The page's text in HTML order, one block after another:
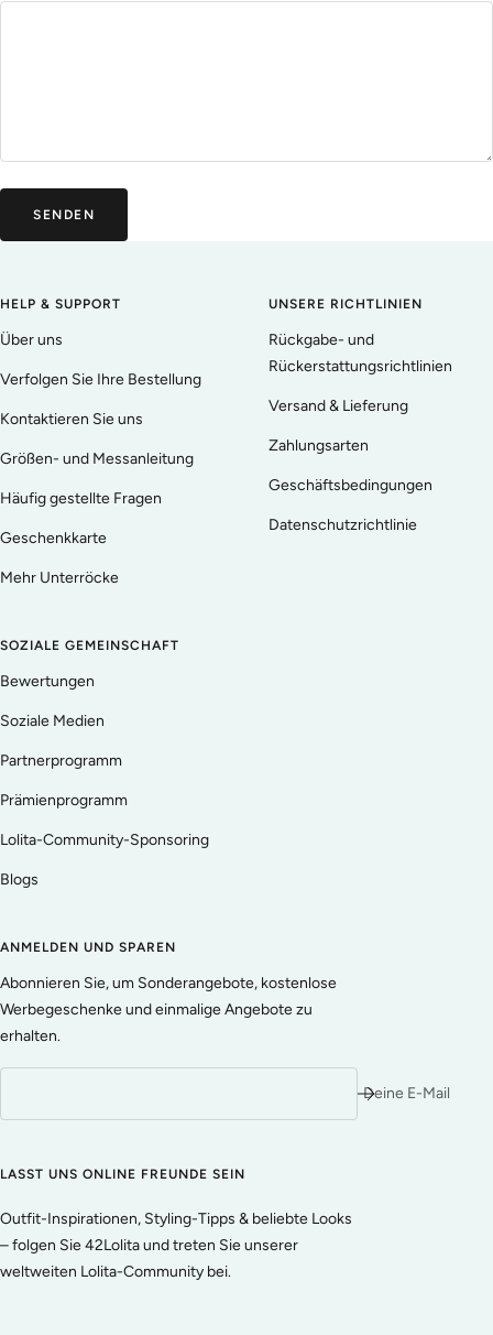
SENDEN
HELP & SUPPORT
Über uns
Verfolgen Sie Ihre Bestellung
Kontaktieren Sie uns
Größen- und Messanleitung
Häufig gestellte Fragen
Geschenkkarte
Mehr Unterröcke
UNSERE RICHTLINIEN
Rückgabe- und
Rückerstattungsrichtlinien
Versand & Lieferung
Zahlungsarten
Geschäftsbedingungen
Datenschutzrichtlinie
SOZIALE GEMEINSCHAFT
Bewertungen
Soziale Medien
Partnerprogramm
Prämienprogramm
Lolita-Community-Sponsoring
Blogs
ANMELDEN UND SPAREN
Abonnieren Sie, um Sonderangebote, kostenlose
Werbegeschenke und einmalige Angebote zu
erhalten.
Deine E-Mail
LASST UNS ONLINE FREUNDE SEIN
Outfit-Inspirationen, Styling-Tipps & beliebte Looks
– folgen Sie 42Lolita und treten Sie unserer
weltweiten Lolita-Community bei.